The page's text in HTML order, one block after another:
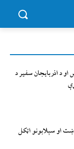
او د اذربایجان سفیر د
او سېلابونو اټکل